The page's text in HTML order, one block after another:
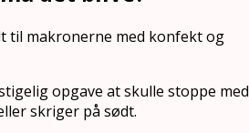
til makronerne med konfekt og
opgave at skulle stoppe med
skriger på sødt.